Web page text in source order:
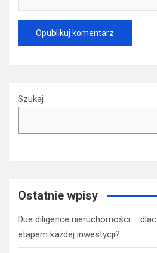
Szukaj
Ostatnie wpisy
Due diligence nieruchomości –
etapem każdej inwestycji?